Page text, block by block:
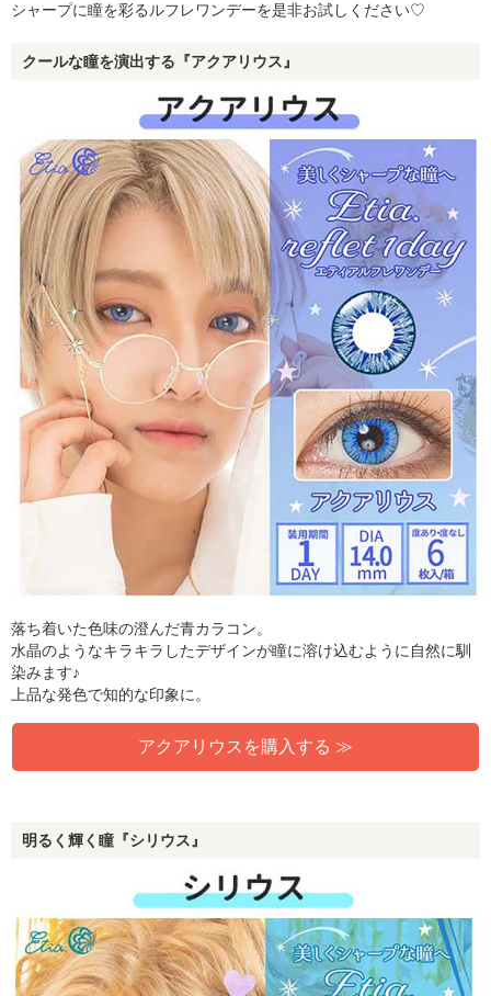
シャープに瞳を彩るルフレワンデーを是非お試しください♡
クールな瞳を演出する『アクアリウス』
落ち着いた色味の澄んだ青カラコン。
水晶のようなキラキラしたデザインが瞳に溶け込むように自然に馴
染みます♪
上品な発色で知的な印象に。
アクアリウスを購入する ≫
明るく輝く瞳『シリウス』